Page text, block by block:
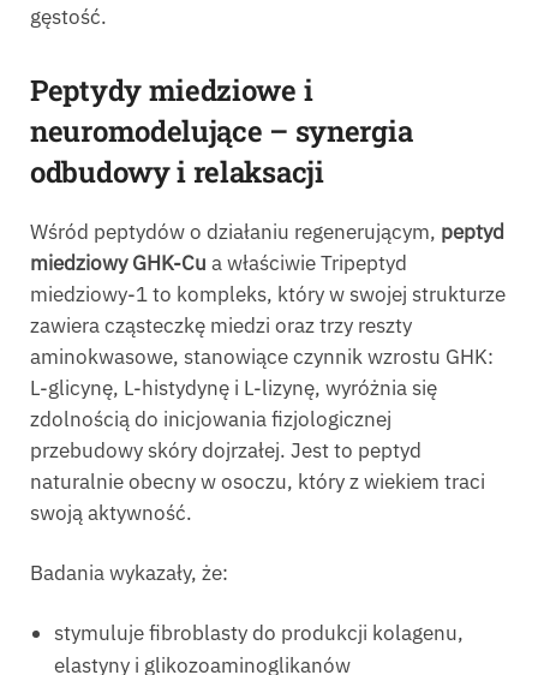
gęstość.
Peptydy miedziowe i
neuromodelujące – synergia
odbudowy i relaksacji
Wśród peptydów o działaniu regenerującym, peptyd
miedziowy GHK-Cu a właściwie Tripeptyd
miedziowy-1 to kompleks, który w swojej strukturze
zawiera cząsteczkę miedzi oraz trzy reszty
aminokwasowe, stanowiące czynnik wzrostu GHK:
L-glicynę, L-histydynę i L-lizynę, wyróżnia się
zdolnością do inicjowania fizjologicznej
przebudowy skóry dojrzałej. Jest to peptyd
naturalnie obecny w osoczu, który z wiekiem traci
swoją aktywność.
Badania wykazały, że:
stymuluje fibroblasty do produkcji kolagenu,
elastyny i glikozoaminoglikanów